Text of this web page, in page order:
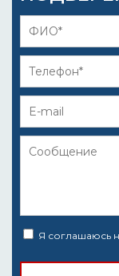
Я соглашаюсь